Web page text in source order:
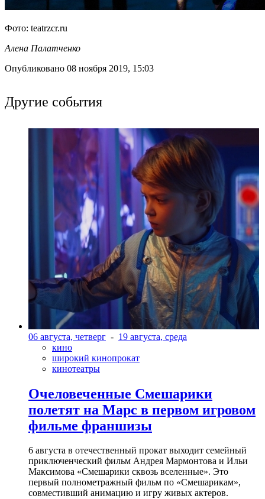
Фото: teatrzcr.ru
Алена Палатченко
Опубликовано 08 ноября 2019, 15:03
Другие события
06 августа, четверг - 19 августа, среда
кино
широкий кинопрокат
кинотеатры
Очеловеченные Смешарики
полетят на Марс в первом игровом
фильме франшизы
6 августа в отечественный прокат выходит семейный
приключенческий фильм Андрея Мармонтова и Ильи
Максимова «Смешарики сквозь вселенные». Это
первый полнометражный фильм по «Смешарикам»,
совместивший анимацию и игру живых актеров.